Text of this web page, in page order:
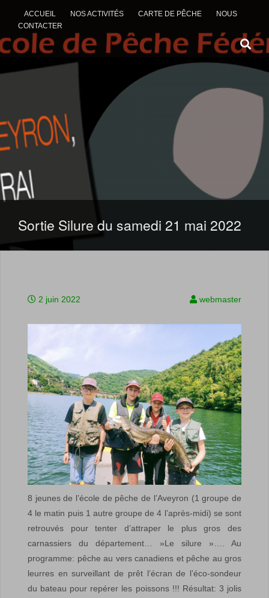
ACCUEIL NOS ACTIVITÉS CARTE DE PÊCHE
NOUS
CONTACTER
ALLER AU CONTENU
Sortie Silure du samedi 21 mai 2022
2 juin 2022 webmaster
8 jeunes de l’école de pêche de l’Aveyron (1 groupe de
4 le matin puis 1 autre groupe de 4 l’après-midi) se sont
retrouvés pour tenter d’attraper le plus gros des
carnassiers du département… »Le silure »…. Au
programme: pêche au vers canadiens et pêche au gros
leurres en surveillant de prêt l’écran de l’éco-sondeur
du bateau pour repérer les poissons !!! Résultat: 3 jolis